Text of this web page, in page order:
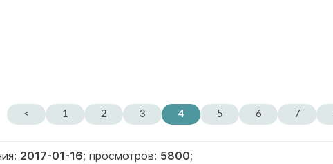
< 1 2 3 4 5 6 7
2017-01-16; просмотров: 5800;